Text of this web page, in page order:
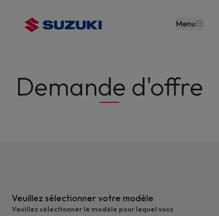
principal
Menu
Demande d'offre
Veuillez sélectionner votre modèle
Veuillez sélectionner le modèle pour lequel vous